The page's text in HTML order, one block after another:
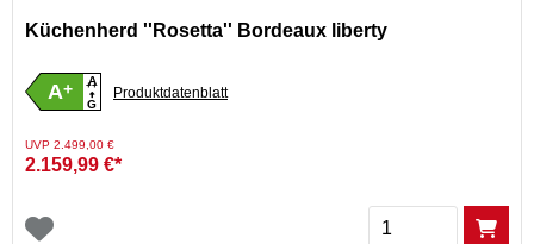
Küchenherd ''Rosetta'' Bordeaux liberty
A
++
G
A+ Produktdatenblatt
Preis reduziert von
UVP 2.499,00 €auf
2.159,99 €*
Menge